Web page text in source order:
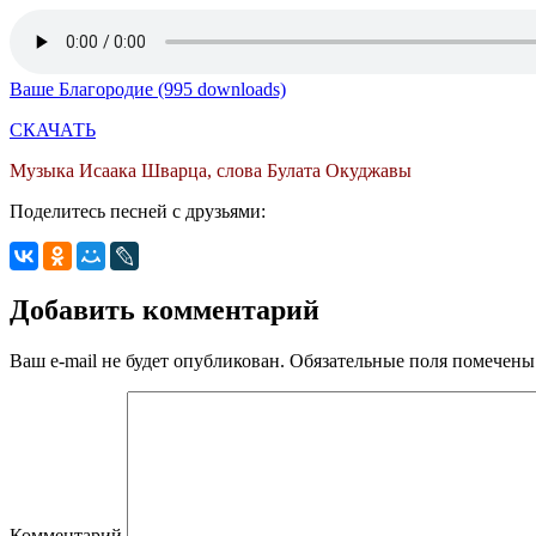
Ваше Благородие (995 downloads)
СКАЧАТЬ
Музыка Исаака Шварца, слова Булата Окуджавы
Поделитесь песней с друзьями:
Добавить комментарий
Ваш e-mail не будет опубликован. Обязательные поля